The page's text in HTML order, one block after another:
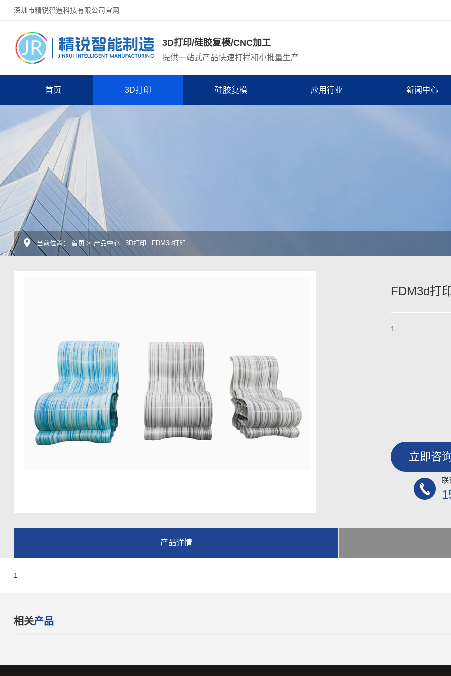
深圳市精锐智造科技有限公司官网
3D打印/硅胶复模/CNC加工
提供一站式产品快速打样和小批量生产
首页 3D打印 硅胶复模 应用行业 新闻中心
当前位置： 首页 > 产品中心 3D打印 FDM3d打印
FDM3d打
1
立即咨
联
产品详情
1
相关产品